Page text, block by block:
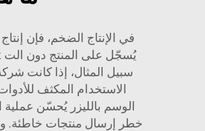
في الإنتاج الضخم، فإن
سبيل المثال، إذا كانت
الاستخدام المكثف
خطر إرسال منتجات خاطئة.